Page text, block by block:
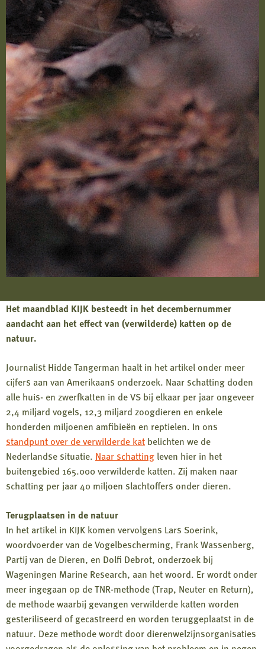
Het maandblad KIJK besteedt in het decembernummer
aandacht aan het effect van (verwilderde) katten op de
natuur.
Journalist Hidde Tangerman haalt in het artikel onder meer
cijfers aan van Amerikaans onderzoek. Naar schatting doden
alle huis- en zwerfkatten in de VS bij elkaar per jaar ongeveer
2,4 miljard vogels, 12,3 miljard zoogdieren en enkele
honderden miljoenen amfibieën en reptielen. In ons
standpunt over de verwilderde kat belichten we de
Nederlandse situatie. Naar schatting leven hier in het
buitengebied 165.000 verwilderde katten. Zij maken naar
schatting per jaar 40 miljoen slachtoffers onder dieren.
Terugplaatsen in de natuur
In het artikel in KIJK komen vervolgens Lars Soerink,
woordvoerder van de Vogelbescherming, Frank Wassenberg,
Partij van de Dieren, en Dolfi Debrot, onderzoek bij
Wageningen Marine Research, aan het woord. Er wordt onder
meer ingegaan op de TNR-methode (Trap, Neuter en Return),
de methode waarbij gevangen verwilderde katten worden
gesteriliseerd of gecastreerd en worden teruggeplaatst in de
natuur. Deze methode wordt door dierenwelzijnsorganisaties